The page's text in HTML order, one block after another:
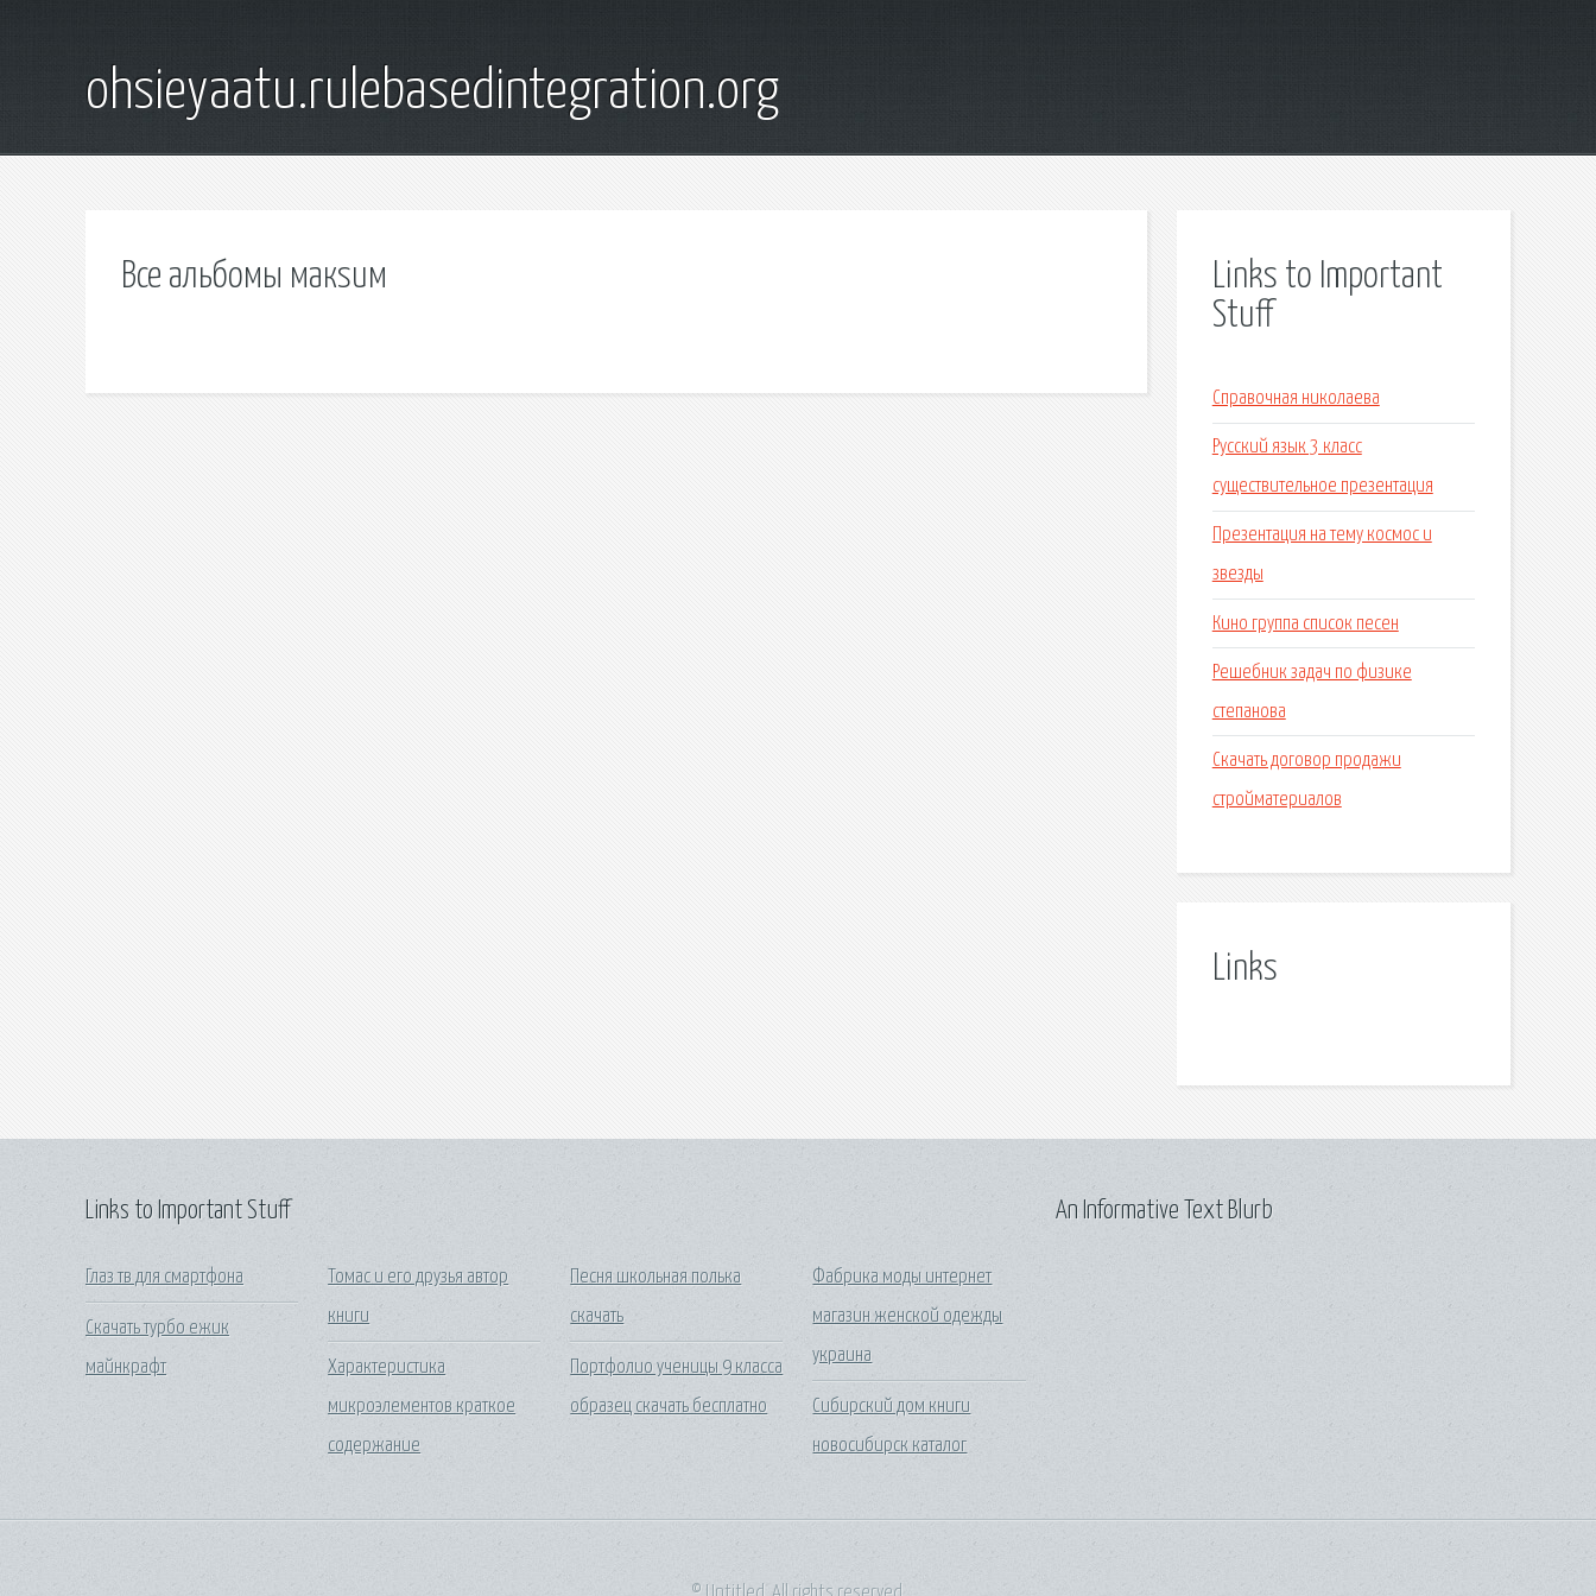
ohsieyaatu.rulebasedintegration.org
Все альбомы макsим
Links to Important
Stuff
Справочная николаева
Русский язык 3 класс
существительное презентация
Презентация на тему космос и
звезды
Кино группа список песен
Решебник задач по физике
степанова
Скачать договор продажи
стройматериалов
Links
Links to Important Stuff
Глаз тв для смартфона
Скачать турбо ежик
майнкрафт
Томас и его друзья автор
книги
Характеристика
микроэлементов краткое
содержание
Песня школьная полька
скачать
Портфолио ученицы 9 класса
образец скачать бесплатно
Фабрика моды интернет
магазин женской одежды
украина
Сибирский дом книги
новосибирск каталог
An Informative Text Blurb